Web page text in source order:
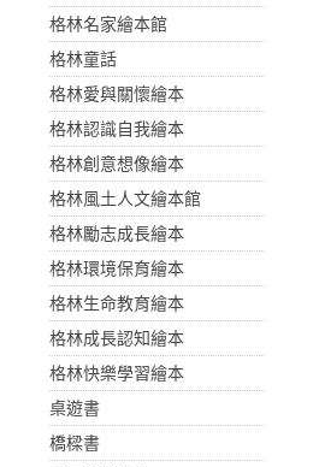
格林名家繪本館
格林童話
格林愛與關懷繪本
格林認識自我繪本
格林創意想像繪本
格林風土人文繪本館
格林勵志成長繪本
格林環境保育繪本
格林生命教育繪本
格林成長認知繪本
格林快樂學習繪本
桌遊書
橋樑書